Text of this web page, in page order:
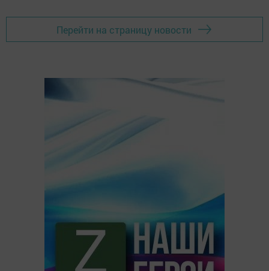
Перейти на страницу новости